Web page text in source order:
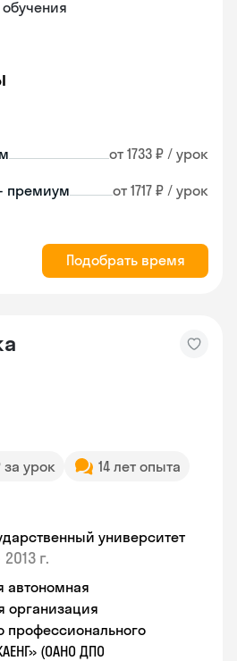
от 1733 ₽ / урок
премиум от 1717 ₽ / урок
Подобрать время
за урок
14 лет опыта
университет
2013 г.
автономная
организация
профессионального
(ОАНО ДПО